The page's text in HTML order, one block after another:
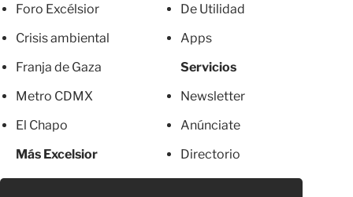
Foro Excélsior
Crisis ambiental
Franja de Gaza
Metro CDMX
El Chapo
Más Excelsior
De Utilidad
Apps
Servicios
Newsletter
Anúnciate
Directorio